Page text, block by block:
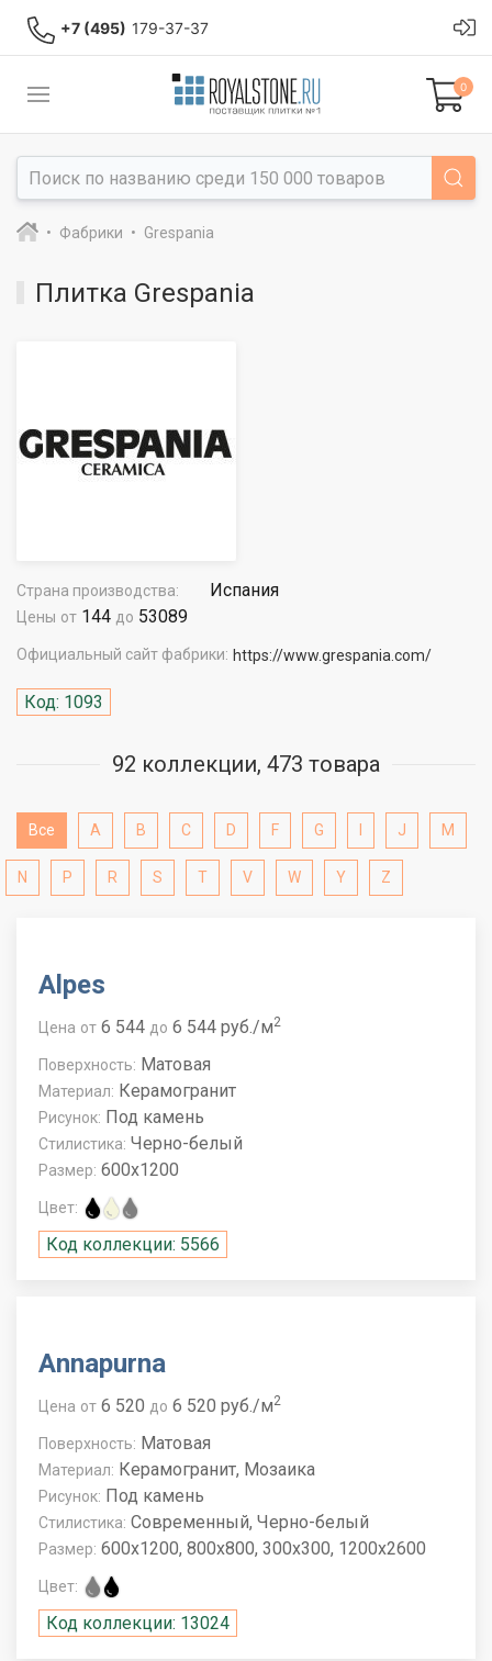
+7 (495) 179-37-37
0
Фабрики Grespania
Плитка Grespania
Страна производства: Испания
Цены от 144 до 53089
Официальный сайт фабрики: https://www.grespania.com/
Код: 1093
92 коллекции, 473 товара
Все A B C D F G J M
N P R S T V W Y Z
Alpes
Цена от 6 544 до 6 544 руб./м2
Поверхность: Матовая
Материал: Керамогранит
Рисунок: Под камень
Стилистика: Черно-белый
Размер: 600x1200
Цвет:
Код коллекции: 5566
Annapurna
Цена от 6 520 до 6 520 руб./м2
Поверхность: Матовая
Материал: Керамогранит, Мозаика
Рисунок: Под камень
Стилистика: Современный, Черно-белый
Размер: 600x1200, 800x800, 300x300, 1200x2600
Цвет:
Код коллекции: 13024